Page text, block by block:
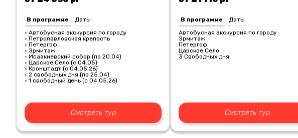
В программе
Даты
• Автобусная экскурсия по городу
• Петропавловская крепость
• Петергоф
• Эрмитаж
• Исаакиевский собор (по 20.04)
• Царское Село (с 04.05)
• Кронштадт (с 04.05.26)
• 2 свободных дня (по 25.04)
• 1 свободный день (с 04.05.26)
Смотреть тур
В программе
Даты
Автобусная экскурсия по городу
Эрмитаж
Петергоф
Царское Село
3 Свободных дня
Смотреть тур